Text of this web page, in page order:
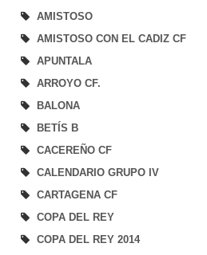
AMISTOSO
AMISTOSO CON EL CADIZ CF
APUNTALA
ARROYO CF.
BALONA
BETÍS B
CACEREÑO CF
CALENDARIO GRUPO IV
CARTAGENA CF
COPA DEL REY
COPA DEL REY 2014